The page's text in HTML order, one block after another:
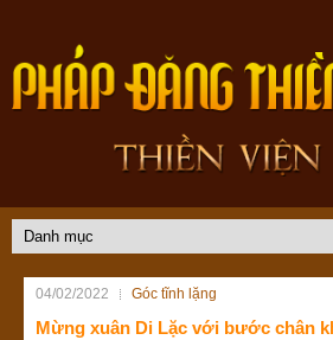
04/02/2022 Góc tĩnh lặng
Mừng xuân Di Lặc với bước chân